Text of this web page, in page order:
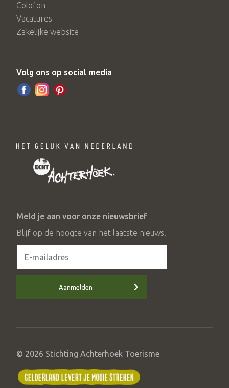
eenvoudige reparaties aan uw fiets uitvoeren.
Colofon
Vacatures
Zakelijke website
Volg ons op social media
Meld je aan voor onze nieuwsbrief
Blijf op de hoogte van het laatste nieuws.
Aanmelden
© 2026 Stichting Achterhoek Toerisme